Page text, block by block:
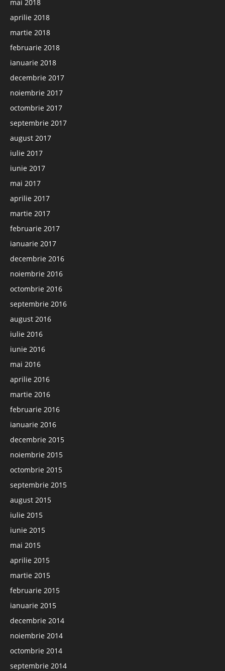
mai 2018
aprilie 2018
martie 2018
februarie 2018
ianuarie 2018
decembrie 2017
noiembrie 2017
octombrie 2017
septembrie 2017
august 2017
iulie 2017
iunie 2017
mai 2017
aprilie 2017
martie 2017
februarie 2017
ianuarie 2017
decembrie 2016
noiembrie 2016
octombrie 2016
septembrie 2016
august 2016
iulie 2016
iunie 2016
mai 2016
aprilie 2016
martie 2016
februarie 2016
ianuarie 2016
decembrie 2015
noiembrie 2015
octombrie 2015
septembrie 2015
august 2015
iulie 2015
iunie 2015
mai 2015
aprilie 2015
martie 2015
februarie 2015
ianuarie 2015
decembrie 2014
noiembrie 2014
octombrie 2014
septembrie 2014